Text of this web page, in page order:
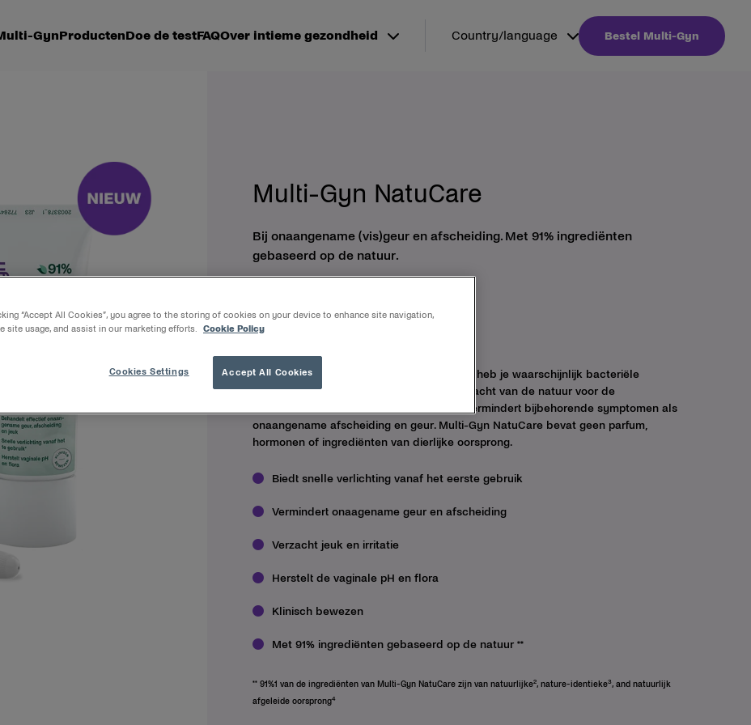
GynProductenDoe de testFAQOver intieme gezondheid Country/language Bestel Multi-Gyn
Multi-Gyn NatuCare
Bij onaangename (vis)geur en afscheiding. Met 91% ingrediënten
gebaseerd op de natuur.
40ml + Applicator
Visgeur en een waterige afscheiding? Dan heb je waarschijnlijk bacteriële
vaginose. Multi-Gyn NatuCare benut de kracht van de natuur voor de
behandeling van bacteriële vaginose en vermindert bijbehorende symptomen als
onaangename afscheiding en geur. Multi-Gyn NatuCare bevat geen parfum,
hormonen of ingrediënten van dierlijke oorsprong.
Biedt snelle verlichting vanaf het eerste gebruik
Vermindert onaagename geur en afscheiding
Verzacht jeuk en irritatie
Herstelt de vaginale pH en flora
Klinisch bewezen
Met 91% ingrediënten gebaseerd op de natuur **
** 91%1 van de ingrediënten van Multi-Gyn NatuCare zijn van natuurlijke2, nature-identieke3, and natuurlijk
afgeleide oorsprong4
“Accept All Cookies”, you agree to the storing of cookies on your device to enhance site navigation,
site usage, and assist in our marketing efforts.
Cookie Policy
Accept All Cookies
Cookies Settings